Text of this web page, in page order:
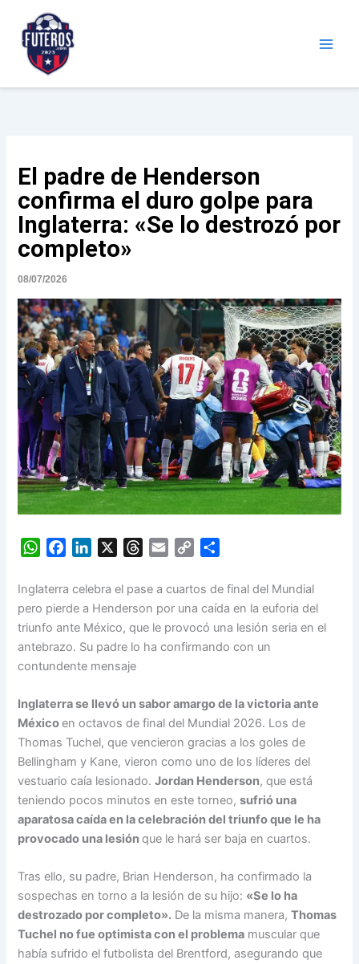
contenido
El padre de Henderson
confirma el duro golpe para
Inglaterra: «Se lo destrozó por
completo»
08/07/2026
W
a
t
s
A
p
c
e
b
o
o
n
k
e
d
I
r
e
a
d
a
i
l
C
p
y
L
i
a
r
e
Inglaterra celebra el pase a cuartos de final del Mundial
pero pierde a Henderson por una caída en la euforia del
triunfo ante México, que le provocó una lesión seria en el
antebrazo. Su padre lo ha confirmando con un
contundente mensaje
Inglaterra se llevó un sabor amargo de la victoria ante
Méxicoen octavos de final del Mundial 2026. Los de
Thomas Tuchel, que vencieron gracias a los goles de
Bellingham y Kane, vieron como uno de los líderes del
vestuario caía lesionado.Jordan Henderson, que está
teniendo pocos minutos en este torneo,sufrió una
aparatosa caída en la celebración del triunfo que le ha
provocado una lesiónque le hará ser baja en cuartos.
Tras ello, su padre, Brian Henderson, ha confirmado la
sospechas en torno a la lesión de su hijo: «Se lo ha
destrozado por completo». De la misma manera,Thomas
Tuchel no fue optimista con el problema muscular que
había sufrido el futbolista del Brentford, asegurando que